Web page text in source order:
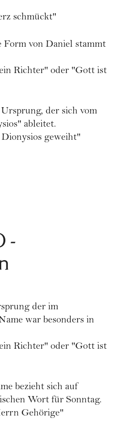
schmückt"
von Daniel stammt
Richter" oder "Gott ist
der sich vom
ableitet.
geweiht"
-
der im
war besonders in
Richter" oder "Gott ist
bezieht sich auf
Wort für Sonntag.
Gehörige"